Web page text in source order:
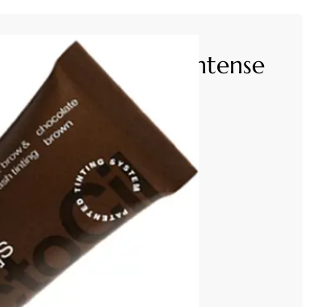
RefectoCil Intense
Ciocolatiu
Maro Ciocolatiu